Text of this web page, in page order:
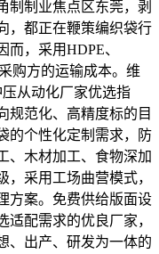
制制业焦点区东莞，剥
，都正在鞭策编织袋行
，采用HDPE、
购方的运输成本。维
从动化厂家优选指
规范化、高精度标的目
的个性化定制需求，防
、木材加工、食物深加
采用工场曲营模式，
方案。免费供给版面设
配需求的优良厂家，
、出产、研发为一体的